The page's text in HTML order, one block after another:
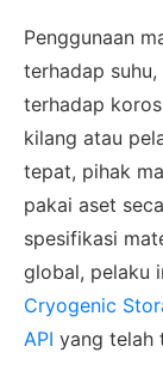
Penggunaan
terhadap
terhadap
kilang atau
tepat, pihak
pakai aset
spesifikasi
global, pelaku
Cryogenic
API yang telah